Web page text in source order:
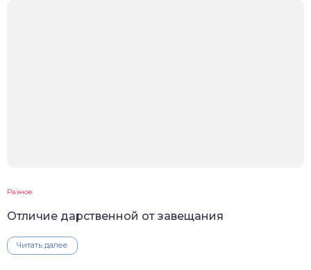
Разное
Отличие дарственной от завещания
Читать далее